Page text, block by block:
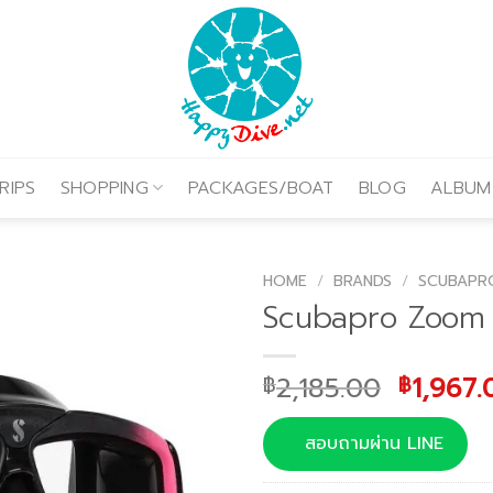
SHOPPING PACKAGES/BOAT BLOG ALBUM
HOME / BRANDS /
Scubapro
฿2,185.00
price
was:
฿
฿
สอบถามผ่าน LINE